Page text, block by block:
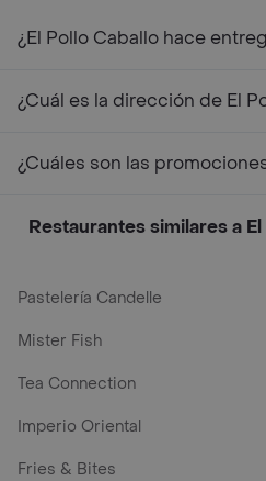
¿El Pollo Caballo hace
¿Cuál es la dirección de El
¿Cuáles son las
Restaurantes similares a
Pastelería Candelle
Mister Fish
Tea Connection
Imperio Oriental
Fries & Bites